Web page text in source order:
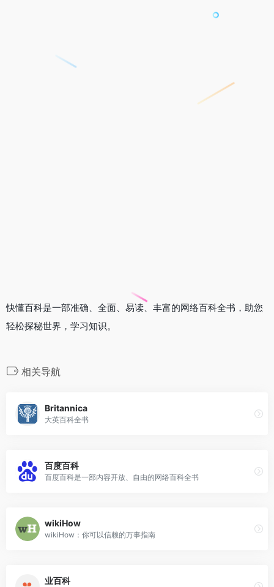
快懂百科是一部准确、全面、易读、丰富的网络百科全书，助您
轻松探秘世界，学习知识。
相关导航
Britannica
大英百科全书
百度百科
百度百科是一部内容开放、自由的网络百科全书
wikiHow
wikiHow：你可以信赖的万事指南
业百科